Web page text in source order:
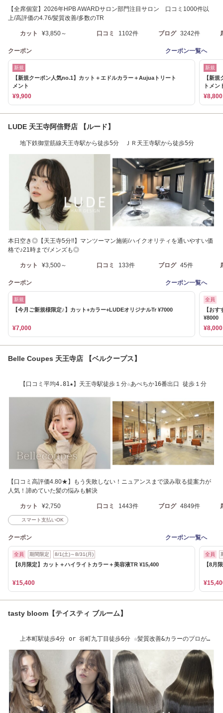
【全席個室】2026年HPB AWARDサロン部門注目サロン 口コミ1000件以
上/高評価の4.76/髪質改善/多数のTR
カット ¥3,850～ 口コミ 1102件 ブログ 3242件
クーポン クーポン一覧へ
新規
【新規クーポン人気no.1】カット＋エドルカラー＋Aujuaトリート
メント
¥9,900
新規
【新
トメン
¥8,800
LUDE 天王寺阿倍野店 【ルード】
地下鉄御堂筋線天王寺駅から徒歩5分 ＪＲ天王寺駅から徒歩5分
本日空き◎【天王寺5分!!】マンツーマン施術/ハイクオリティを通いやすい価
格で♪21時まで/メンズも◎
カット ¥3,500～ 口コミ 133件 ブログ 45件
クーポン クーポン一覧へ
新規
【今月ご新規様限定♪】カット+カラー+LUDEオリジナルTr ¥7000
¥7,000
全員
【お
¥8000
¥8,000
Belle Coupes 天王寺店 【ベルクープス】
【口コミ平均4.81★】天王寺駅徒歩１分☆あべちか16番出口 徒歩１分
【口コミ高評価4.80★】もう失敗しない！ニュアンスまで汲み取る提案力が
人気！諦めていた髪の悩みも解決
カット ¥2,750 口コミ 1443件 ブログ 4849件
スマート支払いOK
クーポン クーポン一覧へ
全員 期間限定 8/1(土)～8/31(月)
【8月限定】カット＋ハイライトカラー＋美容液TR ¥15,400
¥15,400
全員
【8月
tasty bloom【テイスティ ブルーム】
上本町駅徒歩4分 or 谷町九丁目徒歩6分 ☆髪質改善&カラーのプロが集